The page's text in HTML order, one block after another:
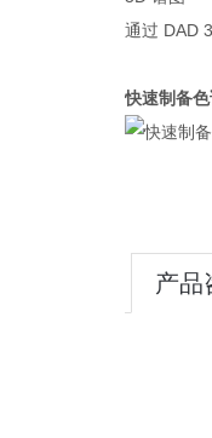
通过 DAD
快速制备
产品